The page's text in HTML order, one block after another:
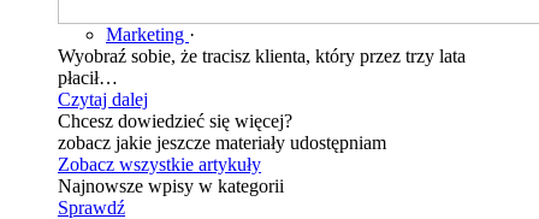
Marketing ·
Wyobraź sobie, że tracisz klienta, który przez trzy lata
płacił…
Czytaj dalej
Chcesz dowiedzieć się więcej?
zobacz jakie jeszcze materiały udostępniam
Zobacz wszystkie artykuły
Najnowsze wpisy w kategorii
Sprawdź